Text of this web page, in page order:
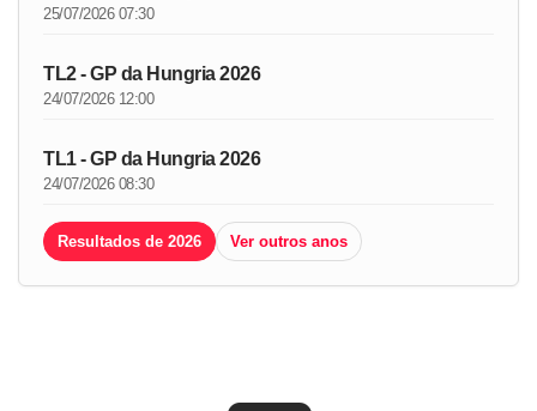
25/07/2026 07:30
TL2 - GP da Hungria 2026
24/07/2026 12:00
TL1 - GP da Hungria 2026
24/07/2026 08:30
Resultados de 2026 Ver outros anos